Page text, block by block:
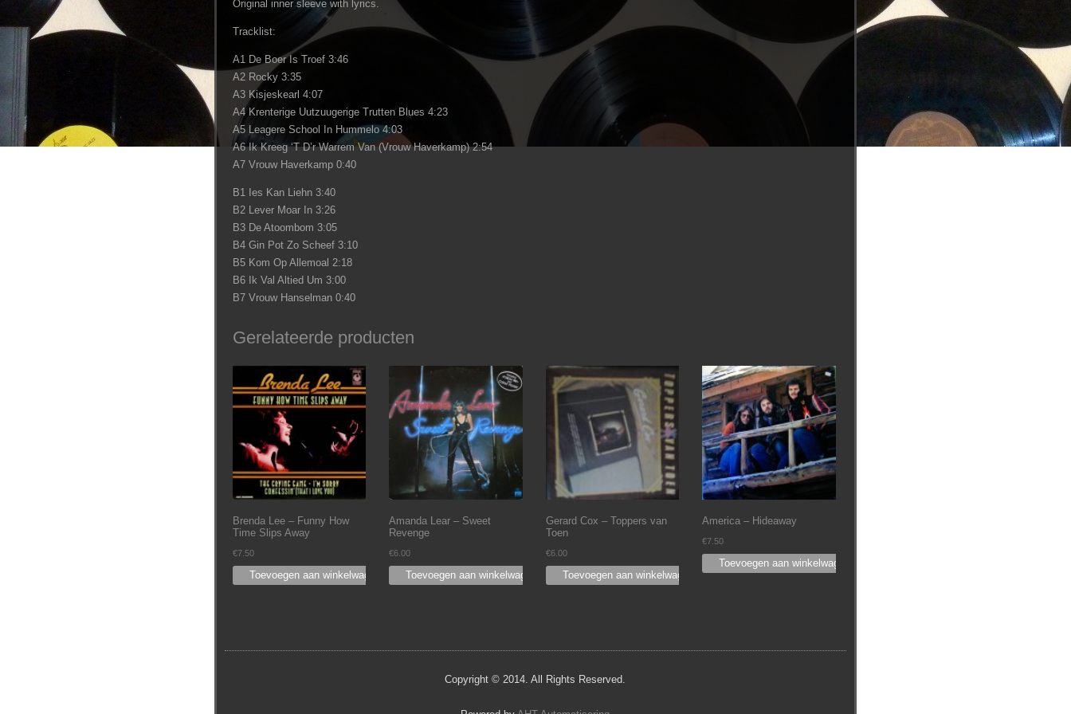
Original inner sleeve with lyrics.
Tracklist:
A1 De Boer Is Troef 3:46
A2 Rocky 3:35
A3 Kisjeskearl 4:07
A4 Krenterige Uutzuugerige Trutten Blues 4:23
A5 Leagere School In Hummelo 4:03
A6 Ik Kreeg ‘T D’r Warrem Van (Vrouw Haverkamp) 2:54
A7 Vrouw Haverkamp 0:40
B1 Ies Kan Liehn 3:40
B2 Lever Moar In 3:26
B3 De Atoombom 3:05
B4 Gin Pot Zo Scheef 3:10
B5 Kom Op Allemoal 2:18
B6 Ik Val Altied Um 3:00
B7 Vrouw Hanselman 0:40
Gerelateerde producten
Brenda Lee – Funny How
Time Slips Away
€7.50
Toevoegen aan winkelwagen
Amanda Lear – Sweet
Revenge
€6.00
Toevoegen aan winkelwagen
Gerard Cox – Toppers van
Toen
€6.00
Toevoegen aan winkelwagen
America – Hideaway
€7.50
Toevoegen aan winkelwagen
Copyright © 2014. All Rights Reserved.